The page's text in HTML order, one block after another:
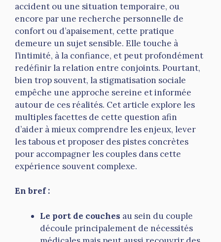
accident ou une situation temporaire, ou
encore par une recherche personnelle de
confort ou d’apaisement, cette pratique
demeure un sujet sensible. Elle touche à
l’intimité, à la confiance, et peut profondément
redéfinir la relation entre conjoints. Pourtant,
bien trop souvent, la stigmatisation sociale
empêche une approche sereine et informée
autour de ces réalités. Cet article explore les
multiples facettes de cette question afin
d’aider à mieux comprendre les enjeux, lever
les tabous et proposer des pistes concrètes
pour accompagner les couples dans cette
expérience souvent complexe.
En bref :
Le port de couches au sein du couple
découle principalement de nécessités